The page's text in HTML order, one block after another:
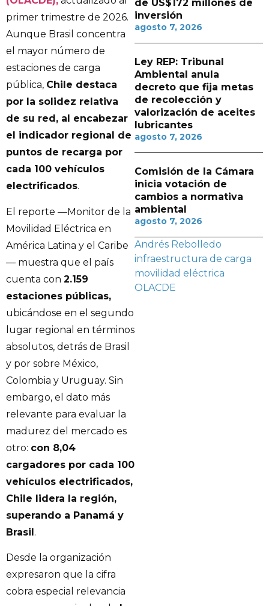
primer trimestre de 2026.
Aunque Brasil concentra
el mayor número de
estaciones de carga
pública, Chile destaca
por la solidez relativa
de su red, al encabezar
el indicador regional de
puntos de recarga por
cada 100 vehículos
electrificados.
El reporte —Monitor de la
Movilidad Eléctrica en
América Latina y el Caribe
— muestra que el país
cuenta con 2.159
estaciones públicas,
ubicándose en el segundo
lugar regional en términos
absolutos, detrás de Brasil
y por sobre México,
Colombia y Uruguay. Sin
embargo, el dato más
relevante para evaluar la
madurez del mercado es
otro: con 8,04
cargadores por cada 100
vehículos electrificados,
Chile lidera la región,
superando a Panamá y
Brasil.
Desde la organización
expresaron que la cifra
cobra especial relevancia
de US$172 millones de
inversión
agosto 7, 2026
Ley REP: Tribunal
Ambiental anula
decreto que fija metas
de recolección y
valorización de aceites
lubricantes
agosto 7, 2026
Comisión de la Cámara
inicia votación de
cambios a normativa
ambiental
agosto 7, 2026
Andrés Rebolledo
infraestructura de carga
movilidad eléctrica
OLACDE